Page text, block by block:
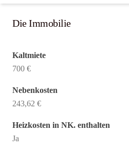
Die Immobilie
Kaltmiete
700 €
Nebenkosten
243,62 €
Heizkosten in NK. enthalten
Ja